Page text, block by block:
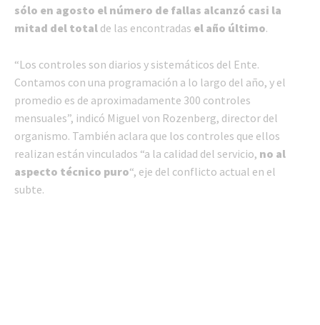
sólo en agosto el número de fallas alcanzó casi la
mitad del total de las encontradas el año último.
“Los controles son diarios y sistemáticos del Ente.
Contamos con una programación a lo largo del año, y el
promedio es de aproximadamente 300 controles
mensuales”, indicó Miguel von Rozenberg, director del
organismo. También aclara que los controles que ellos
realizan están vinculados “a la calidad del servicio, no al
aspecto técnico puro“, eje del conflicto actual en el
subte.